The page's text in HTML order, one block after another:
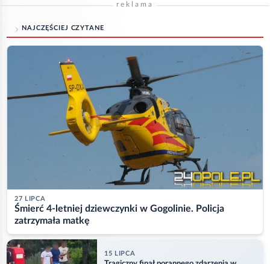
reklama
NAJCZĘŚCIEJ CZYTANE
27 LIPCA
Śmierć 4-letniej dziewczynki w Gogolinie. Policja
zatrzymała matkę
15 LIPCA